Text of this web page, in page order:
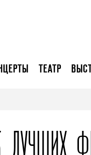
ТЕАТР
ЛУЧШИХ